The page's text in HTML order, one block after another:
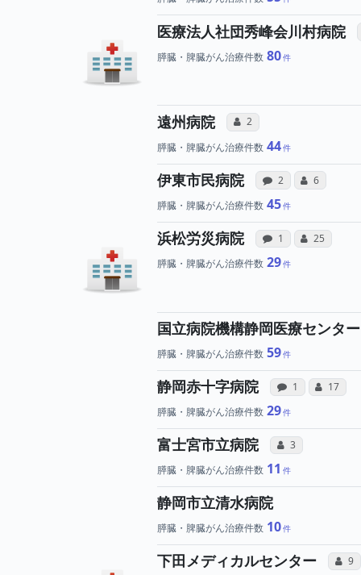
医療法人社団秀峰会川村病院
膵臓・脾臓がん治療件数 80
遠州病院 コミュニケーション・タイ
2 所属医師へのコ
膵臓・脾臓がん治療件数 44
伊東市民病院 感想投稿（合算）
2 病院への声
コミュニケ
6 所属
膵臓・脾臓がん治療件数 45
浜松労災病院 感想投稿（合算）
1 病院への声
コミュニケ
25 所属
膵臓・脾臓がん治療件数 29
国立病院機構静岡医療センター
膵臓・脾臓がん治療件数 59
静岡赤十字病院 感想投稿（合算）
1 病院への
コミュ
17
膵臓・脾臓がん治療件数 29
富士宮市立病院 コミュニケーシ
3 所属医師
膵臓・脾臓がん治療件数 11
静岡市立清水病院
膵臓・脾臓がん治療件数 10
下田メディカルセンター コ9